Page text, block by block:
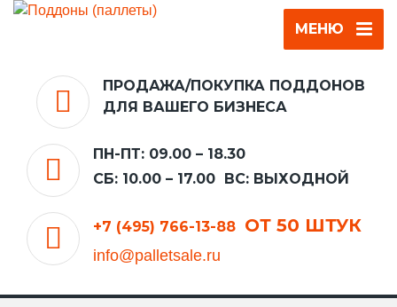
ЗАКАЗ ОБРАТНОГО ЗВОНКА
МЕНЮ
ПРОДАЖА/ПОКУПКА ПОДДОНОВ
ДЛЯ ВАШЕГО БИЗНЕСА
ПН-ПТ: 09.00 – 18.30
СБ: 10.00 – 17.00 ВС: ВЫХОДНОЙ
+7 (495) 766-13-88 ОТ 50 ШТУК
info@palletsale.ru